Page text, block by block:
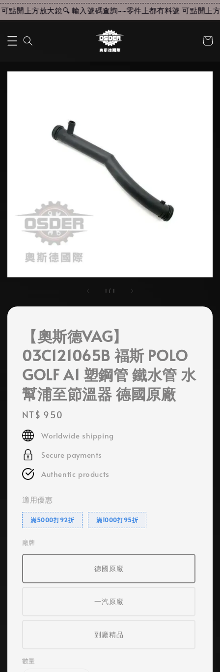
點開上方放大鏡🔍 輸入號碼查詢~~零件上都有料號 可點開上
1 / 1
【奧斯德VAG】
03C121065B 福斯 POLO
GOLF A1 塑鋼管 鐵水管 水
幫浦至節溫器 德國原廠
Regular
price
NT$ 950
Worldwide shipping
Secure payments
Authentic products
適用優惠
滿5000打92折 滿1000打95折
廠牌
德國原廠
一汽原廠
副廠精品
數量